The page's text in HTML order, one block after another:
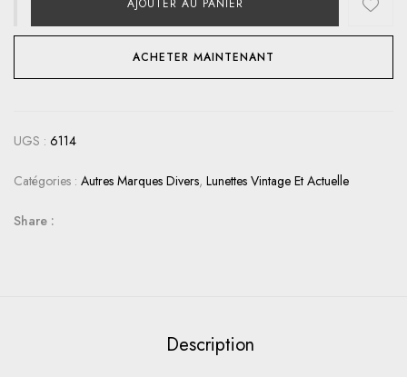
AJOUTER AU PANIER
ACHETER MAINTENANT
UGS : 6114
Catégories : Autres Marques Divers, Lunettes Vintage Et Actuelle
Share :
Description